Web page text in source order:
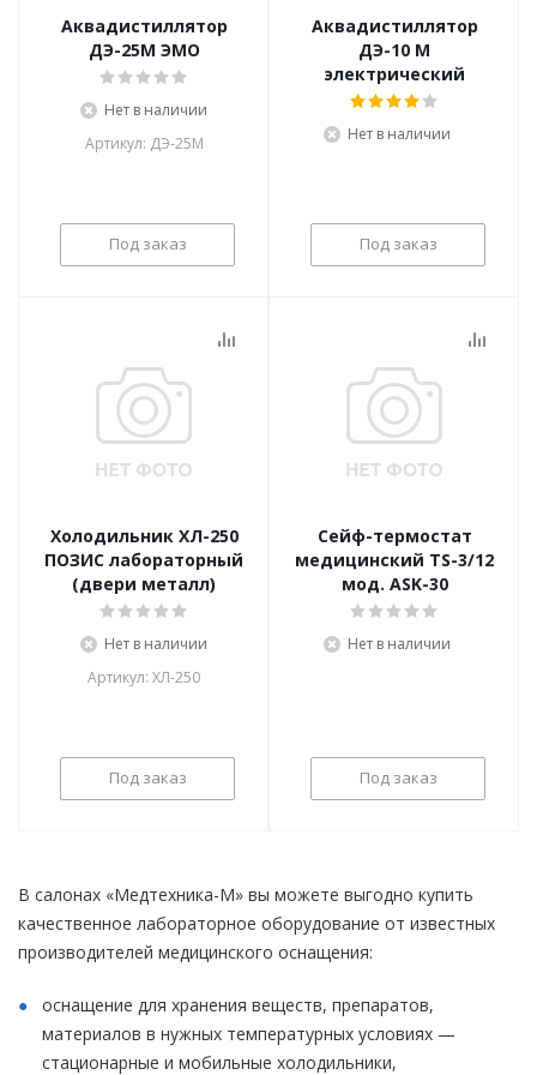
Аквадистиллятор
ДЭ-25М ЭМО
Нет в наличии
Артикул: ДЭ-25М
Под заказ
Аквадистиллятор
ДЭ-10 М
электрический
Нет в наличии
Под заказ
Холодильник ХЛ-250
ПОЗИС лабораторный
(двери металл)
Нет в наличии
Артикул: ХЛ-250
Под заказ
Сейф-термостат
медицинский TS-3/12
мод. ASK-30
Нет в наличии
Под заказ
В салонах «Медтехника-М» вы можете выгодно купить
качественное лабораторное оборудование от известных
производителей медицинского оснащения:
оснащение для хранения веществ, препаратов,
материалов в нужных температурных условиях —
стационарные и мобильные холодильники,